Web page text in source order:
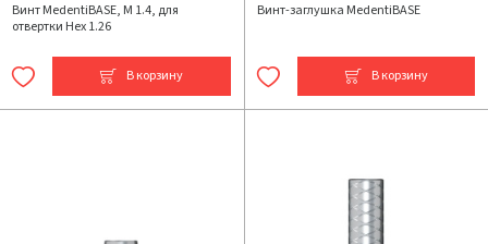
Винт MedentiBASE, M 1.4, для
отвертки Hex 1.26
В корзину
Винт-заглушка MedentiBASE
В корзину